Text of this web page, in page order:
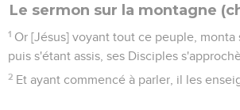
Le sermon sur la montagne
1 Or [Jésus] voyant tout ce peuple, monta
puis s'étant assis, ses Disciples
2 Et ayant commencé à parler, il les